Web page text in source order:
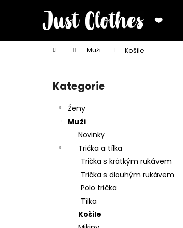
❤️
Domů Muži Košile
Přeskočit
kategorie
Kategorie
Ženy
Muži
Novinky
Trička a tílka
Trička s krátkým rukávem
Trička s dlouhým rukávem
Polo trička
Tílka
Košile
í
Zpět
do
Zpět
do